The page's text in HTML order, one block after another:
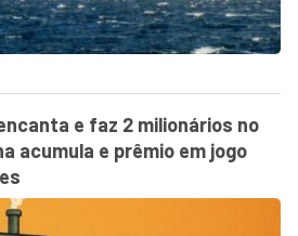
e faz 2 milionários no
acumula e prêmio em jogo